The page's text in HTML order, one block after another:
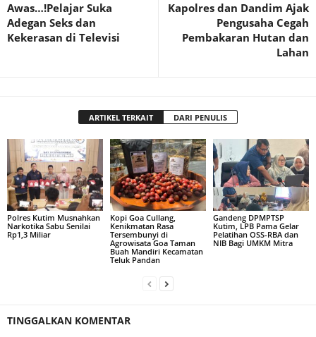
Awas…!Pelajar Suka
Adegan Seks dan
Kekerasan di Televisi
Kapolres dan Dandim Ajak
Pengusaha Cegah
Pembakaran Hutan dan
Lahan
ARTIKEL TERKAIT DARI PENULIS
Polres Kutim Musnahkan
Narkotika Sabu Senilai
Rp1,3 Miliar
Kopi Goa Cullang,
Kenikmatan Rasa
Tersembunyi di
Agrowisata Goa Taman
Buah Mandiri Kecamatan
Teluk Pandan
Gandeng DPMPTSP
Kutim, LPB Pama Gelar
Pelatihan OSS-RBA dan
NIB Bagi UMKM Mitra
TINGGALKAN KOMENTAR